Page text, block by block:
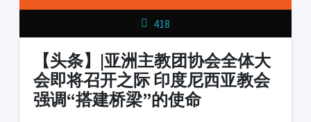
418
【头条】|亚洲主教团协会全体大
会即将召开之际 印度尼西亚教会
强调“搭建桥梁”的使命